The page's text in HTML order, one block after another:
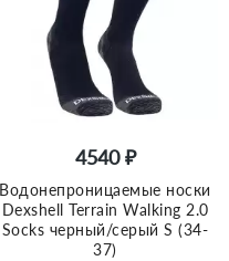
4540 ₽
Водонепроницаемые носки
Dexshell Terrain Walking 2.0
Socks черный/серый S (34-
37)